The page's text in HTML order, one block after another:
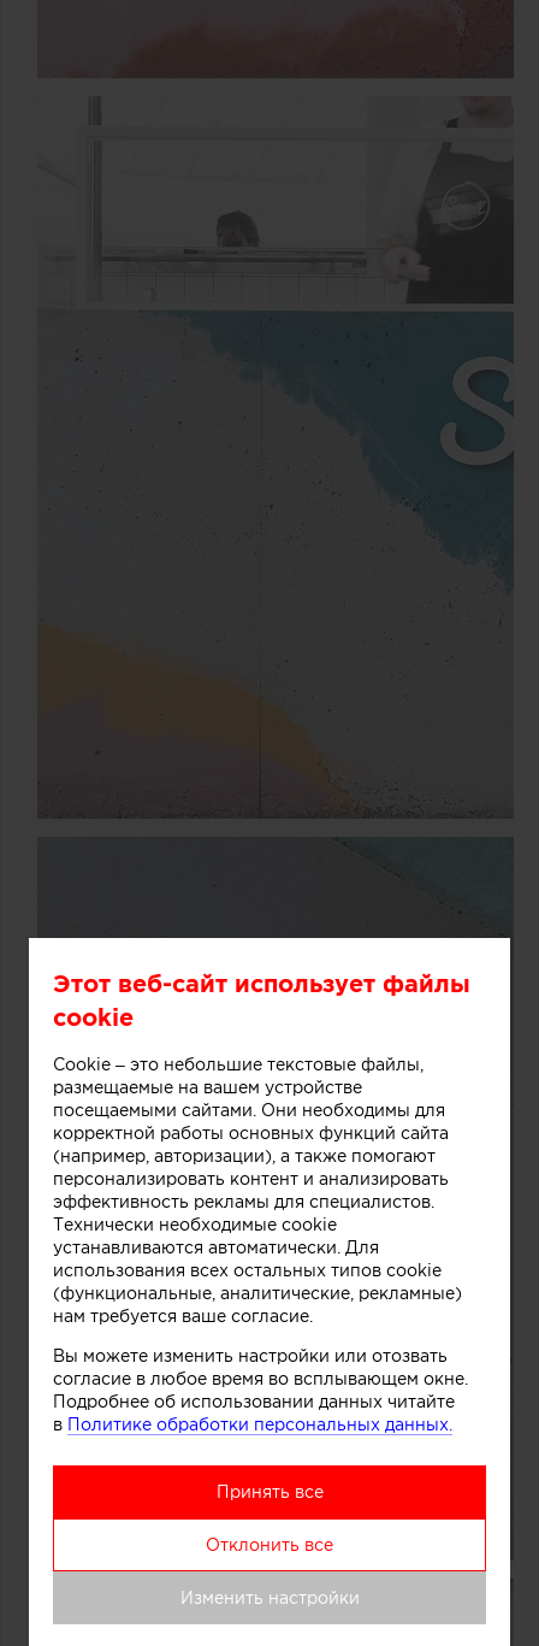
Этот веб-сайт использует файлы
cookie
Cookie – это небольшие текстовые файлы,
размещаемые на вашем устройстве
посещаемыми сайтами. Они необходимы для
корректной работы основных функций сайта
(например, авторизации), а также помогают
персонализировать контент и анализировать
эффективность рекламы для специалистов.
Технически необходимые cookie
устанавливаются автоматически. Для
использования всех остальных типов cookie
(функциональные, аналитические, рекламные)
нам требуется ваше согласие.
Вы можете изменить настройки или отозвать
согласие в любое время во всплывающем окне.
Подробнее об использовании данных читайте
в Политике обработки персональных данных.
Принять все
Отклонить все
Изменить настройки